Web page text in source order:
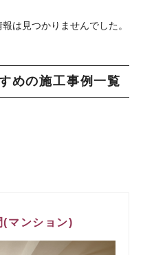
は見つかりませんでした。
めの施工事例一覧
ンション)